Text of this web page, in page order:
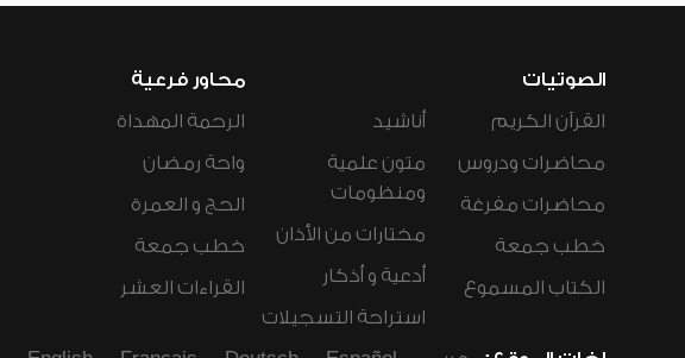
الصوتيات
القرآن الكريم
محاضرات ودروس
محاضرات مفرغة
خطب جمعة
الكتاب المسموع
أناشيد
متون علمية
ومنظومات
مختارات من الأذان
أدعية و أذكار
استراحة التسجيلات
محاور فرعية
الرحمة المهداة
واحة رمضان
الحج و العمرة
خطب جمعة
القراءات العشر